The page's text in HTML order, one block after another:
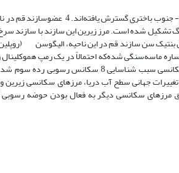
نهشته‌های سازند قم به سن الیگوسن در شمال باختری ایران مرکزی (شمال خاور دلیجان)، در امتداد شمال
شده است. مرز زیرین این سازند با سازند
بنتیک سن سازند قم در این ناحیه، الیگوسن
محیط رسوبی پهنه جزرومدی، لاگون، سد بیوکلاستی و دریای باز برجای گذاشته شده است. آنالیز چینه‌نگاری سکانسی سبب
منحنی تغییرات جهانی سطح آب دریا، مرزهای سکانسی زیرین
مرز‌های سکانسی دیگر به فعال بودن حوضه رسوبی